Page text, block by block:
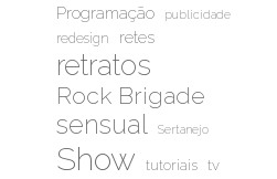
Programação publicidade
redesign retes
retratos
Rock Brigade
sensual Sertanejo
Show tutoriais tv